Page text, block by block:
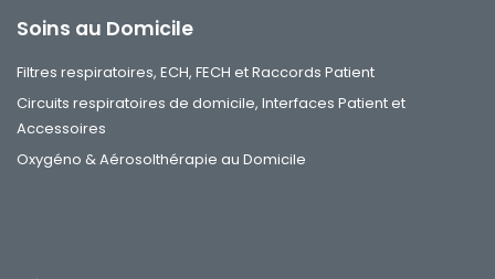
Soins au Domicile
Filtres respiratoires, ECH, FECH et Raccords Patient
Circuits respiratoires de domicile, Interfaces Patient et
Accessoires
Oxygéno & Aérosolthérapie au Domicile